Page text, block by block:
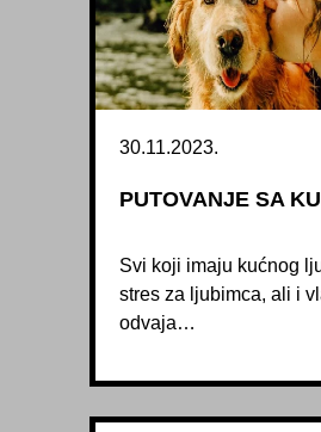
30.11.2023.
PUTOVANJE SA
Svi koji imaju kućnog
stres za ljubimca, ali i
odvaja…